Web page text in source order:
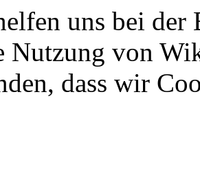
uns bei
Nutzung von
dass wir